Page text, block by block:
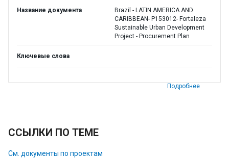
Название документа
Brazil - LATIN AMERICA AND
CARIBBEAN- P153012- Fortaleza
Sustainable Urban Development
Project - Procurement Plan
Ключевые слова
Подробнее
ССЫЛКИ ПО ТЕМЕ
См. документы по проектам